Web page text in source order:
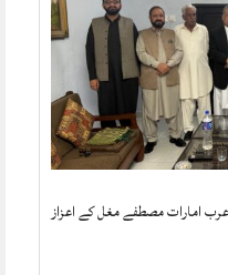
امارات مصطفے مغل کے اعزاز